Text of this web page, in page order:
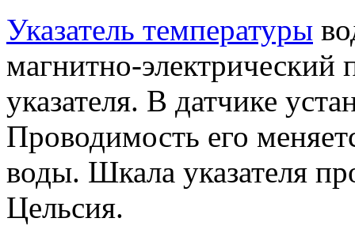
Указатель температуры
магнитно-электрический
указателя. В датчике
Проводимость его
воды. Шкала указателя
Цельсия.